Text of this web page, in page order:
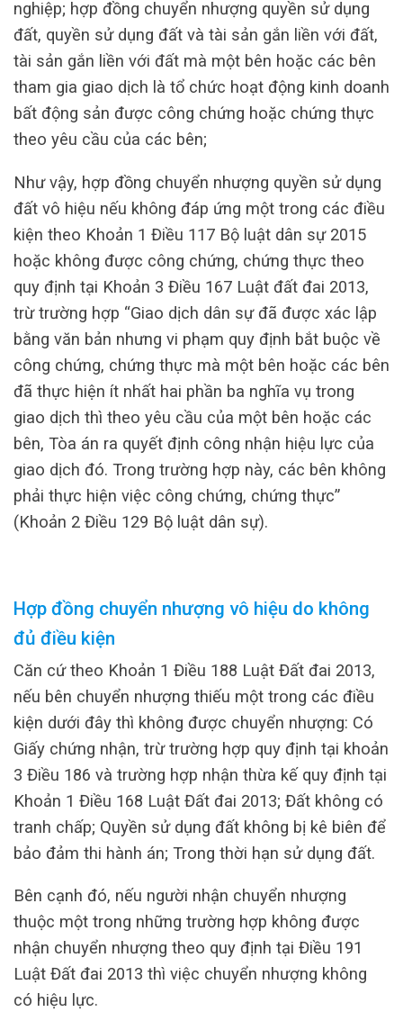
nghiệp; hợp đồng chuyển nhượng quyền sử dụng
đất, quyền sử dụng đất và tài sản gắn liền với đất,
tài sản gắn liền với đất mà một bên hoặc các bên
tham gia giao dịch là tổ chức hoạt động kinh doanh
bất động sản được công chứng hoặc chứng thực
theo yêu cầu của các bên;
Như vậy, hợp đồng chuyển nhượng quyền sử dụng
đất vô hiệu nếu không đáp ứng một trong các điều
kiện theo Khoản 1 Điều 117 Bộ luật dân sự 2015
hoặc không được công chứng, chứng thực theo
quy định tại Khoản 3 Điều 167 Luật đất đai 2013,
trừ trường hợp “Giao dịch dân sự đã được xác lập
bằng văn bản nhưng vi phạm quy định bắt buộc về
công chứng, chứng thực mà một bên hoặc các bên
đã thực hiện ít nhất hai phần ba nghĩa vụ trong
giao dịch thì theo yêu cầu của một bên hoặc các
bên, Tòa án ra quyết định công nhận hiệu lực của
giao dịch đó. Trong trường hợp này, các bên không
phải thực hiện việc công chứng, chứng thực”
(Khoản 2 Điều 129 Bộ luật dân sự).
Hợp đồng chuyển nhượng vô hiệu do không
đủ điều kiện
Căn cứ theo Khoản 1 Điều 188 Luật Đất đai 2013,
nếu bên chuyển nhượng thiếu một trong các điều
kiện dưới đây thì không được chuyển nhượng: Có
Giấy chứng nhận, trừ trường hợp quy định tại khoản
3 Điều 186 và trường hợp nhận thừa kế quy định tại
Khoản 1 Điều 168 Luật Đất đai 2013; Đất không có
tranh chấp; Quyền sử dụng đất không bị kê biên để
bảo đảm thi hành án; Trong thời hạn sử dụng đất.
Bên cạnh đó, nếu người nhận chuyển nhượng
thuộc một trong những trường hợp không được
nhận chuyển nhượng theo quy định tại Điều 191
Luật Đất đai 2013 thì việc chuyển nhượng không
có hiệu lực.